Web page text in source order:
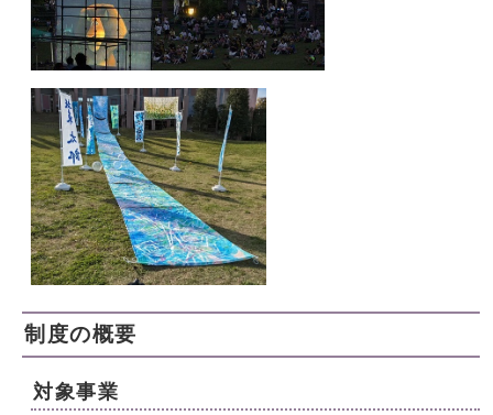
制度の概要
対象事業